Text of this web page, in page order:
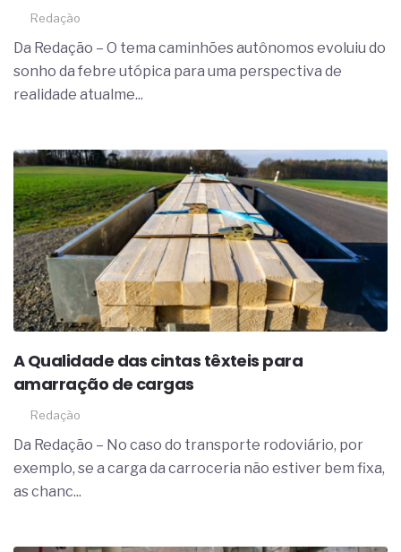
Redação
Da Redação – O tema caminhões autônomos evoluiu do
sonho da febre utópica para uma perspectiva de
realidade atualme...
A Qualidade das cintas têxteis para
amarração de cargas
Redação
Da Redação – No caso do transporte rodoviário, por
exemplo, se a carga da carroceria não estiver bem fixa,
as chanc...